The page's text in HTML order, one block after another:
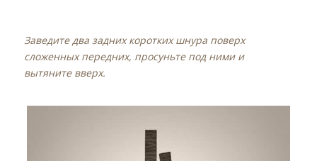
Заведите два задних коротких шнура поверх
сложенных передних, просуньте под ними и
вытяните вверх.